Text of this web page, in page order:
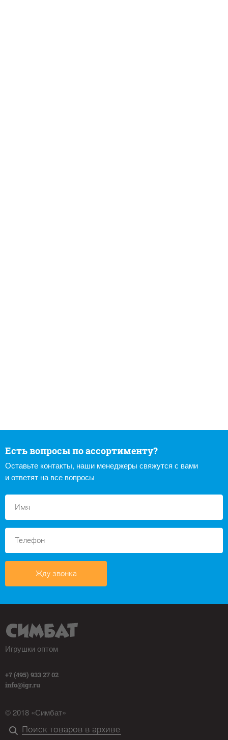
Есть вопросы по ассортименту?
Оставьте контакты, наши менеджеры свяжутся с вами
и ответят на все вопросы
Жду звонка
Игрушки оптом
+7 (495) 933 27 02
info@igr.ru
© 2018 «Симбат»